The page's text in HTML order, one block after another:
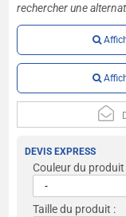
rechercher une
DEVIS EXPRESS
Couleur du produit
Taille du produit :